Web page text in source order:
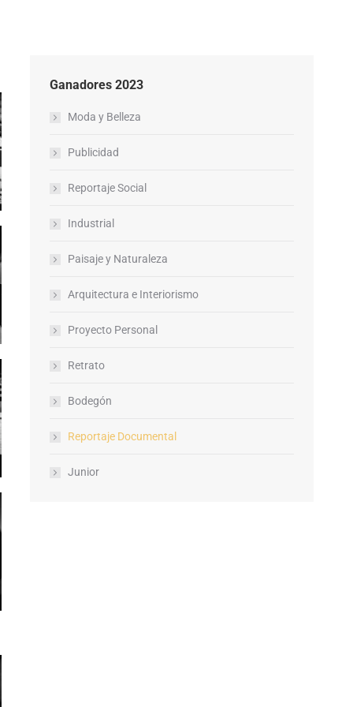
Ganadores 2023
Moda y Belleza
Publicidad
Reportaje Social
Industrial
Paisaje y Naturaleza
Arquitectura e Interiorismo
Proyecto Personal
Retrato
Bodegón
Reportaje Documental
Junior